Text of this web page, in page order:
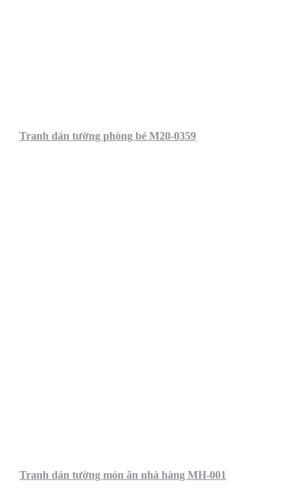
Tranh dán tường phòng bé M20-0359
Tranh dán tường món ăn nhà hàng MH-001